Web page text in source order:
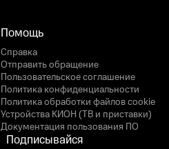
Помощь
Справка
Отправить обращение
Пользовательское соглашение
Политика конфиденциальности
Политика обработки файлов cookie
Устройства КИОН (ТВ и приставки)
Документация пользования ПО
Подписывайся